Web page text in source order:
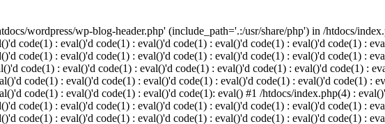
wordpress/wp-blog-header.php' (include_path='.:/usr/share/php') in /htdocs/
code(1) : eval()'d code(1) : eval()'d code(1) : eval()'d code(1) : eval()'d code(1) :
code(1) : eval()'d code(1) : eval()'d code(1) : eval()'d code(1) : eval()'d code(1) :
code(1) : eval()'d code(1) : eval()'d code(1) : eval()'d code(1) : eval()'d code(1) :
code(1) : eval()'d code(1) : eval()'d code(1) : eval()'d code(1) : eval()'d code(1) :
code(1) : eval()'d code(1) : eval()'d code(1): eval() #1 /htdocs/index.php(4) :
code(1) : eval()'d code(1) : eval()'d code(1) : eval()'d code(1) : eval()'d code(1) :
code(1) : eval()'d code(1) : eval()'d code(1) : eval()'d code(1) : eval()'d code(1) :